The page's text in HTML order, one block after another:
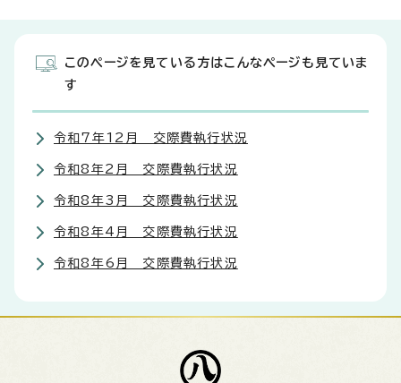
このページを見ている方はこんなページも見ていま
す
令和7年12月 交際費執行状況
令和8年2月 交際費執行状況
令和8年3月 交際費執行状況
令和8年4月 交際費執行状況
令和8年6月 交際費執行状況